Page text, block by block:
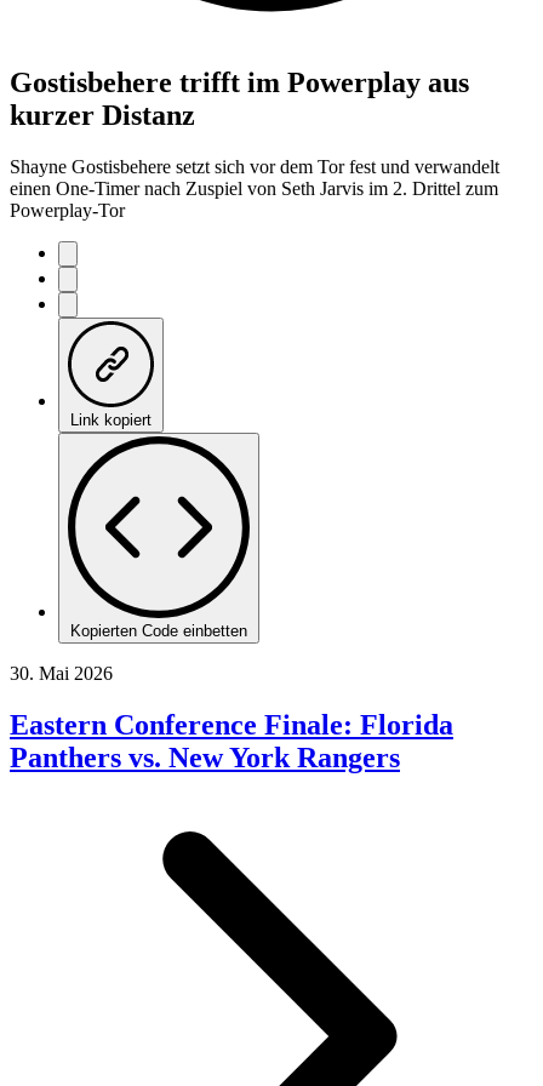
Gostisbehere trifft im Powerplay aus
kurzer Distanz
Shayne Gostisbehere setzt sich vor dem Tor fest und verwandelt
einen One-Timer nach Zuspiel von Seth Jarvis im 2. Drittel zum
Powerplay-Tor
Link kopiert
Kopierten Code einbetten
30. Mai 2026
Eastern Conference Finale: Florida
Panthers vs. New York Rangers